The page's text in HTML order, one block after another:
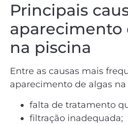
Principais
aparecimento
na piscina
Entre as causas mais
aparecimento de algas na
falta de tratamento
filtração inadequada;